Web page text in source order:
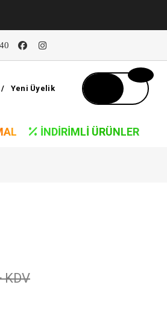
/ Yeni Üyelik
İNDIRIMLI ÜRÜNLER
KDV